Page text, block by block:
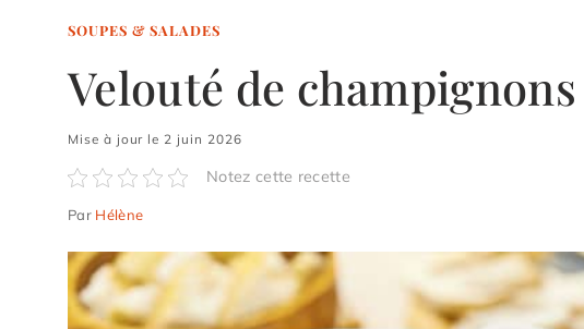
SOUPES & SALADES
Velouté de
Mise à jour le 2 juin 2026
Notez cette recette
Par Hélène